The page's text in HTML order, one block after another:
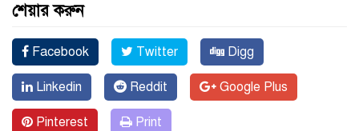
শেয়ার করুন
Facebook Twitter Digg
Linkedin Reddit Google Plus
Pinterest Print